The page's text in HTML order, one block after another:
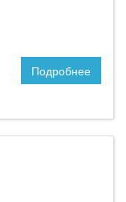
Подробнее